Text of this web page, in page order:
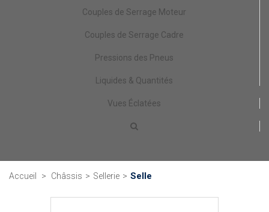
Couples de Serrage Moteur
Couples de Serrage Cadre
Pressions des Pneus
Liquides & Quantités
Vues Éclatées
Accueil > Châssis > Sellerie > Selle